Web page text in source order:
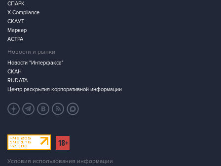
СПАРК
X-Compliance
СКАУТ
Маркер
АСТРА
Новости и рынки
Новости "Интерфакса"
СКАН
RUDATA
Центр раскрытия корпоративной информации
Условия использования информации